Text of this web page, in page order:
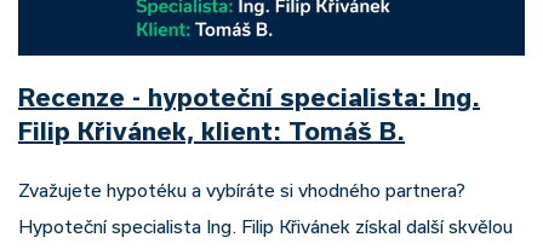
Recenze - hypoteční specialista: Ing.
Filip Křivánek, klient: Tomáš B.
Zvažujete hypotéku a vybíráte si vhodného partnera?
Hypoteční specialista Ing. Filip Křivánek získal další skvělou